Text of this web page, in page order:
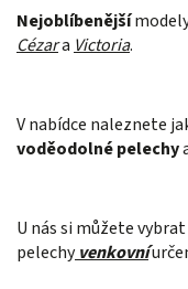
Nejoblíbenější
Cézara Victoria.
V nabídce naleznete
voděodolné pelechy
U nás si můžete
pelechyvenkovní